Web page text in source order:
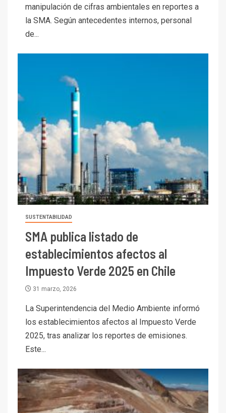
manipulación de cifras ambientales en reportes a
la SMA. Según antecedentes internos, personal
de...
SUSTENTABILIDAD
SMA publica listado de
establecimientos afectos al
Impuesto Verde 2025 en Chile
31 marzo, 2026
La Superintendencia del Medio Ambiente informó
los establecimientos afectos al Impuesto Verde
2025, tras analizar los reportes de emisiones.
Este...